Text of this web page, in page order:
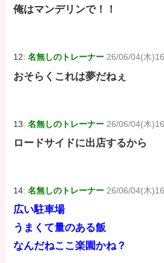
俺はマンデリンで！！
12:名無しのトレーナー 26/06/04(木
おそらくこれは夢だねぇ
13:名無しのトレーナー 26/06/04(木
ロードサイドに出店するから
14:名無しのトレーナー 26/06/04(木
広い駐車場
うまくて量のある飯
なんだねここ楽園かね？